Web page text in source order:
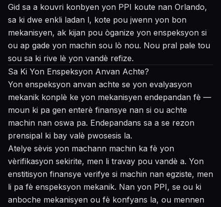
Gid sa a kouvri konbyen yon PPI koute nan Orlando,
sa ki dwe enkli ladan l, kote pou jwenn yon bon
mekanisyen, ak kijan pou òganize yon enspeksyon si
ou ap gade yon machin sou lò nou. Nou pral pale tou
sou sa ki rive lè yon vandè refize.
Sa Ki Yon Enspeksyon Anvan Achte?
Yon enspeksyon anvan achte se yon evalyasyon
mekanik konplè ke yon mekanisyen endepandan fè —
moun ki pa gen enterè finansye nan si ou achte
machin nan oswa pa. Endepandans sa a se rezon
prensipal ki bay valè pwosesis la.
Atelye sèvis yon machann machin ka fè yon
vèrifikasyon sekirite, men li travay pou vandè a. Yon
enstitisyon finansye verifye si machin nan egziste, men
li pa fè enspeksyon mekanik. Nan yon PPI, se ou ki
anboche mekanisyen ou fè konfyans la, ou mennen